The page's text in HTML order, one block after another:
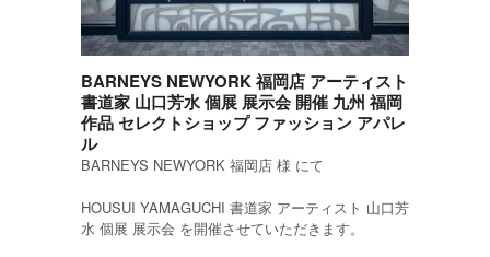
BARNEYS NEWYORK 福岡店 アーティスト
書道家 山口芳水 個展 展示会 開催 九州 福岡
作品 セレクトショップ ファッション アパレ
ル
BARNEYS NEWYORK 福岡店 様 にて
HOUSUI YAMAGUCHI 書道家 アーティスト 山口芳
水 個展 展示会 を開催させていただきます。